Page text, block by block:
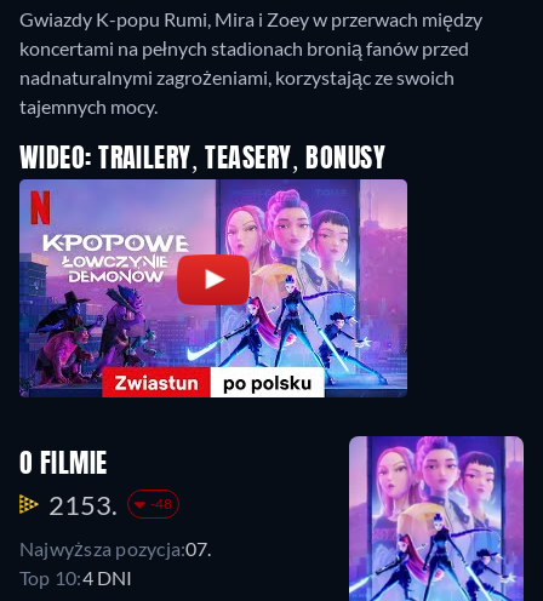
Gwiazdy K-popu Rumi, Mira i Zoey w przerwach między
koncertami na pełnych stadionach bronią fanów przed
nadnaturalnymi zagrożeniami, korzystając ze swoich
tajemnych mocy.
WIDEO: TRAILERY, TEASERY, BONUSY
O FILMIE
2153. -48
Najwyższa pozycja:07.
Top 10:4 DNI